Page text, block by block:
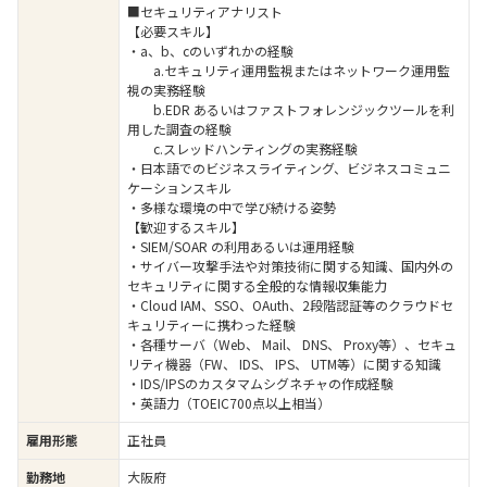
■セキュリティアナリスト
【必要スキル】
・a、b、cのいずれかの経験
a.セキュリティ運用監視またはネットワーク運用監
視の実務経験
b.EDR あるいはファストフォレンジックツールを利
用した調査の経験
c.スレッドハンティングの実務経験
・日本語でのビジネスライティング、ビジネスコミュニ
ケーションスキル
・多様な環境の中で学び続ける姿勢
【歓迎するスキル】
・SIEM/SOAR の利用あるいは運用経験
・サイバー攻撃手法や対策技術に関する知識、国内外の
セキュリティに関する全般的な情報収集能力
・Cloud IAM、SSO、OAuth、2段階認証等のクラウドセ
キュリティーに携わった経験
・各種サーバ（Web、 Mail、 DNS、 Proxy等）、セキュ
リティ機器（FW、 IDS、 IPS、 UTM等）に関する知識
・IDS/IPSのカスタマムシグネチャの作成経験
・英語力（TOEIC700点以上相当）
雇用形態
正社員
勤務地
大阪府